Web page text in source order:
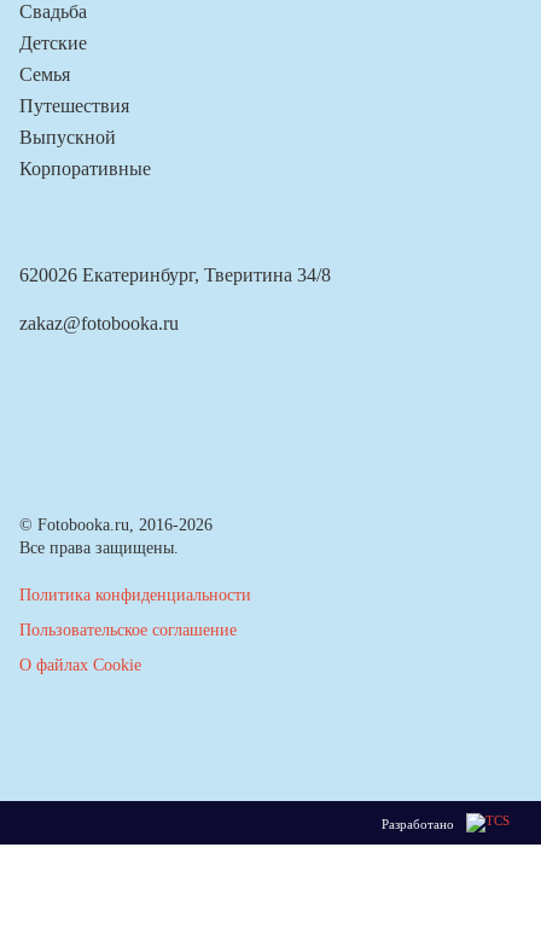
Свадьба
Детские
Семья
Путешествия
Выпускной
Корпоративные
620026 Екатеринбург, Тверитина 34/8
zakaz@fotobooka.ru
© Fotobooka.ru, 2016-2026
Все права защищены.
Политика конфиденциальности
Пользовательское соглашение
О файлах Cookie
Разработано